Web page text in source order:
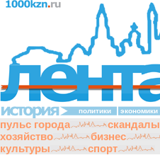
политики экономики
пульс города скандалы
хозяйство
бизнес
культуры
спорт